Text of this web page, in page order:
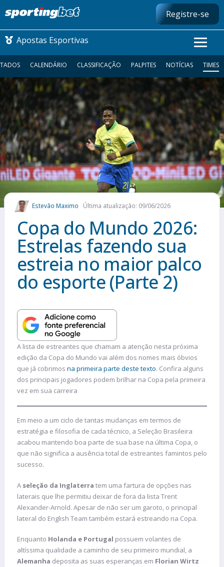
Registre-se
Apostas Esportivas
CONMEBOL LIBERTADORES
FUTEBOL NACIONAL
FUTEBOL INTERNACIONAL
COMO APOSTAR
MAIS ESPORTES
CALENDÁRIO CLASSIFICAÇÃO PALPITES NOTÍCIAS TIMES
Estevão Maximo Última atualização: 09/06/2026
Copa do Mundo 2026:
Estrelas fazendo sua
estreia no maior palco
do esporte (Parte 2)
A lista de estreantes que chamam a atenção nesta próxima
edição da Copa do Mundo vai além dos nomes mais óbvios
que já cobrimos na primeira parte deste texto. Confira alguns
dos principais jogadores podem brilhar na Copa pela primeira
vez em sua carreira
Em meio a um ciclo de tantas mudanças em termos de
estratégia e filosofia de cada técnico, a Seleção Brasileira
acabou mantendo boa parte de sua base na última Copa, o
que não significa a ausência total de estreantes famintos pelo
sucesso.
A seleção da Inglaterra tem uma fartura de opções nas
laterais que lhe permitiu deixar de fora da lista Trent
Alexander-Arnold. Apesar de não ser um garoto, o principal
lateral do English Team também estará estreando na Copa.
Enquanto Holanda e Portugal possuem volantes de
altíssima qualidade a caminho de seu primeiro mundial, a
Alemanha deposita as suas esperanças em Florian Wirtz